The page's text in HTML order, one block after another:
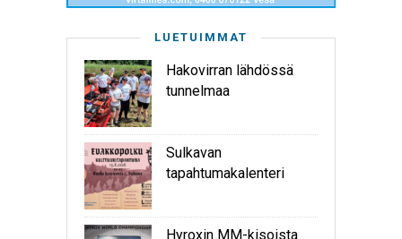
LUETUIMMAT
Hakovirran lähdössä
tunnelmaa
Sulkavan
tapahtumakalenteri
Hyroxin MM-kisoista